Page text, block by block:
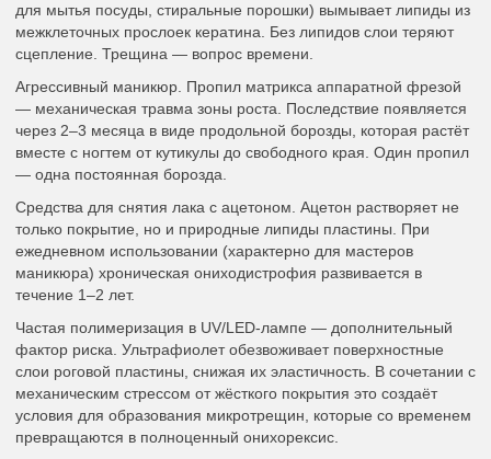
для мытья посуды, стиральные порошки) вымывает липиды из
межклеточных прослоек кератина. Без липидов слои теряют
сцепление. Трещина — вопрос времени.
Агрессивный маникюр. Пропил матрикса аппаратной фрезой
— механическая травма зоны роста. Последствие появляется
через 2–3 месяца в виде продольной борозды, которая растёт
вместе с ногтем от кутикулы до свободного края. Один пропил
— одна постоянная борозда.
Средства для снятия лака с ацетоном. Ацетон растворяет не
только покрытие, но и природные липиды пластины. При
ежедневном использовании (характерно для мастеров
маникюра) хроническая ониходистрофия развивается в
течение 1–2 лет.
Частая полимеризация в UV/LED-лампе — дополнительный
фактор риска. Ультрафиолет обезвоживает поверхностные
слои роговой пластины, снижая их эластичность. В сочетании с
механическим стрессом от жёсткого покрытия это создаёт
условия для образования микротрещин, которые со временем
превращаются в полноценный онихорексис.